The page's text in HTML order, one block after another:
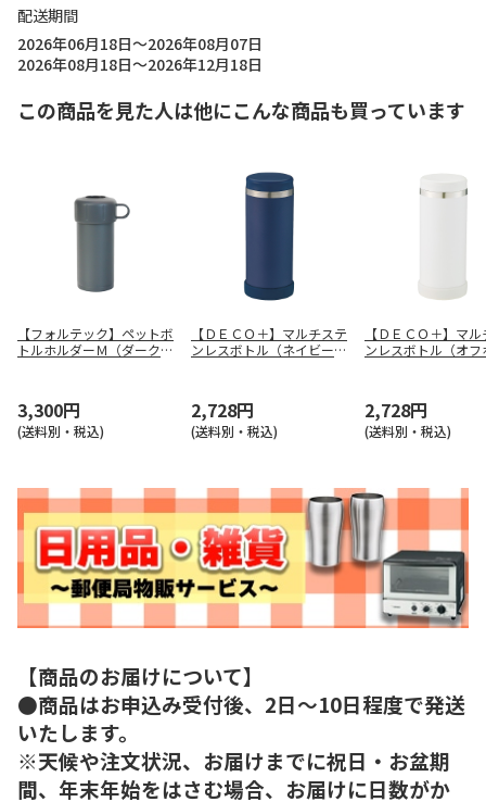
配送期間
2026年06月18日～2026年08月07日
2026年08月18日～2026年12月18日
この商品を見た人は他にこんな商品も買っています
【フォルテック】ペットボ
トルホルダーＭ（ダークグ
3,300円
(送料別・税込)
【ＤＥＣＯ＋】マルチステ
ンレスボトル（ネイビー）
2,728円
(送料別・税込)
【ＤＥＣＯ＋】マ
ンレスボトル（オフ
2,728円
(送料別・税込)
【商品のお届けについて】
●商品はお申込み受付後、2日～10日程度で発送
いたします。
※天候や注文状況、お届けまでに祝日・お盆期
間、年末年始をはさむ場合、お届けに日数がか